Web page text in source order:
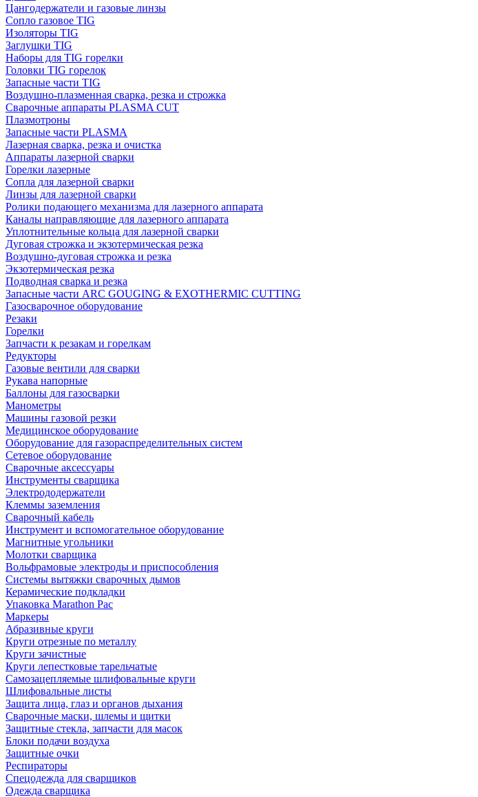
Цангодержатели и газовые линзы
Сопло газовое TIG
Изоляторы TIG
Заглушки TIG
Наборы для TIG горелки
Головки TIG горелок
Запасные части TIG
Воздушно-плазменная сварка, резка и строжка
Сварочные аппараты PLASMA CUT
Плазмотроны
Запасные части PLASMA
Лазерная сварка, резка и очистка
Аппараты лазерной сварки
Горелки лазерные
Сопла для лазерной сварки
Линзы для лазерной сварки
Ролики подающего механизма для лазерного аппарата
Каналы направляющие для лазерного аппарата
Уплотнительные кольца для лазерной сварки
Дуговая строжка и экзотермическая резка
Воздушно-дуговая строжка и резка
Экзотермическая резка
Подводная сварка и резка
Запасные части ARC GOUGING & EXOTHERMIC CUTTING
Газосварочное оборудование
Резаки
Горелки
Запчасти к резакам и горелкам
Редукторы
Газовые вентили для сварки
Рукава напорные
Баллоны для газосварки
Манометры
Машины газовой резки
Медицинское оборудование
Оборудование для газораспределительных систем
Сетевое оборудование
Сварочные аксессуары
Инструменты сварщика
Электрододержатели
Клеммы заземления
Сварочный кабель
Инструмент и вспомогательное оборудование
Магнитные угольники
Молотки сварщика
Вольфрамовые электроды и приспособления
Системы вытяжки сварочных дымов
Керамические подкладки
Упаковка Marathon Pac
Маркеры
Абразивные круги
Круги отрезные по металлу
Круги зачистные
Круги лепестковые тарельчатые
Самозацепляемые шлифовальные круги
Шлифовальные листы
Защита лица, глаз и органов дыхания
Сварочные маски, шлемы и щитки
Защитные стекла, запчасти для масок
Блоки подачи воздуха
Защитные очки
Респираторы
Спецодежда для сварщиков
Одежда сварщика